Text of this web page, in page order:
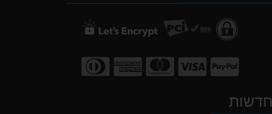
חדשות